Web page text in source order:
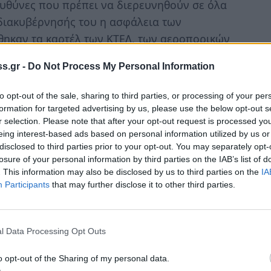
- Do Not Process My Personal Information
opt-out of the sale, sharing to third parties, or processing of your
for targeted advertising by us, please use the below opt-out
selection. Please note that after your opt-out request is processed
interest-based ads based on personal information utilized by us
to third parties prior to your opt-out. You may separately
of your personal information by third parties on the IAB’s list of
This information may also be disclosed by us to third parties on the
Participants that may further disclose it to other third parties.
Data Processing Opt Outs
opt-out of the Sharing of my personal data.
που πρέπει να διερευνηθούν σε όλα
του η ασφάλεια των
τα καρτέλ των ΚΤΕΛ, των αεροπορικών
υπάλληλοι, οι οποίοι
λοιδορήθηκαν, συκοφαντήθηκαν και
έκαναν απεργία δείχνοντας το
χώρα είναι στο τρένο της ανάπτυξης, το
Μέλημα δεν ήταν η ασφάλεια
τις δουλειές. Το τραγικό δυστύχημα
να κάνουμε με μια «Κυβέρνηση ΑΕ», όπως
19 Ιουλίου του 2019.
γίνεται ταφόπλακα (αυτήν τη φορά
πλέον κάποιες κατηγορίες από